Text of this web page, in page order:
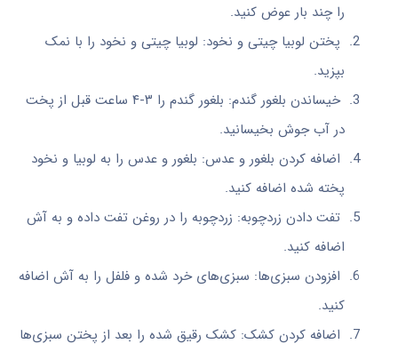
را چند بار عوض کنید.
پختن لوبیا چیتی و نخود: لوبیا چیتی و نخود را با نمک
بپزید.
خیساندن بلغور گندم: بلغور گندم را ۳-۴ ساعت قبل از پخت
در آب جوش بخیسانید.
اضافه کردن بلغور و عدس: بلغور و عدس را به لوبیا و نخود
پخته شده اضافه کنید.
تفت دادن زردچوبه: زردچوبه را در روغن تفت داده و به آش
اضافه کنید.
افزودن سبزی‌ها: سبزی‌های خرد شده و فلفل را به آش اضافه
کنید.
اضافه کردن کشک: کشک رقیق شده را بعد از پختن سبزی‌ها